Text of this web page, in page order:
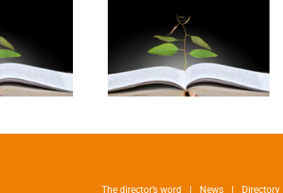
The director’s word News Directory